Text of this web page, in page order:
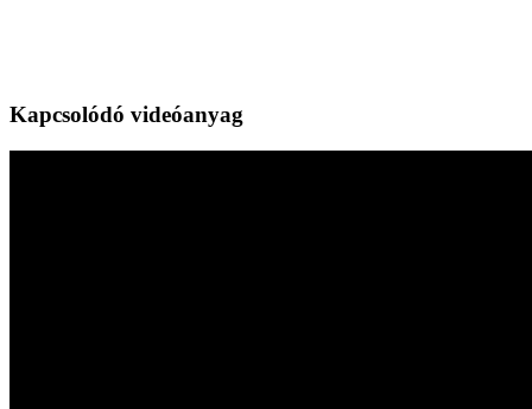
Kapcsolódó videóanyag